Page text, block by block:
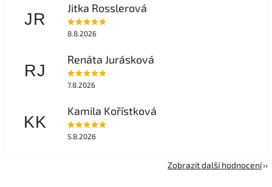
JR
Jitka Rosslerová
8.8.2026
RJ
Renáta Jurásková
7.8.2026
KK
Kamila Kořístková
5.8.2026
Zobrazit další hodnocení